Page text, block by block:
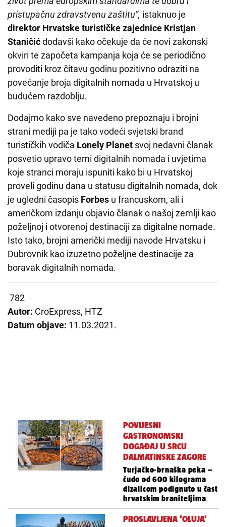
pristupačnu zdravstvenu zaštitu“, istaknuo je
direktor Hrvatske turističke zajednice Kristjan
Staničićdodavši kako očekuje da će novi zakonski
okviri te započeta kampanja koja će se periodično
provoditi kroz čitavu godinu pozitivno odraziti na
povećanje broja digitalnih nomada u Hrvatskoj u
budućem razdoblju.
Dodajmo kako sve navedeno prepoznaju i brojni
strani mediji pa je tako vodeći svjetski brand
turističkih vodiča Lonely Planet svoj nedavni članak
posvetio upravo temi digitalnih nomada i uvjetima
koje stranci moraju ispuniti kako bi u Hrvatskoj
proveli godinu dana u statusu digitalnih nomada, dok
je ugledni časopis Forbes u francuskom, ali i
američkom izdanju objavio članak o našoj zemlji kao
poželjnoj i otvorenoj destinaciji za digitalne nomade.
Isto tako, brojni američki mediji navode Hrvatsku i
Dubrovnik kao izuzetno poželjne destinacije za
boravak digitalnih nomada.
782
Autor: CroExpress, HTZ
Datum objave: 11.03.2021.
POVIJESNI
GASTRONOMSKI
DOGAĐAJ U SRCU
DALMATINSKE ZAGORE
Turjačko-brnaška peka –
čudo od 600 kilograma
dizalicom podignuto u čast
hrvatskim braniteljima
PROSLAVLJENA 'OLUJA'